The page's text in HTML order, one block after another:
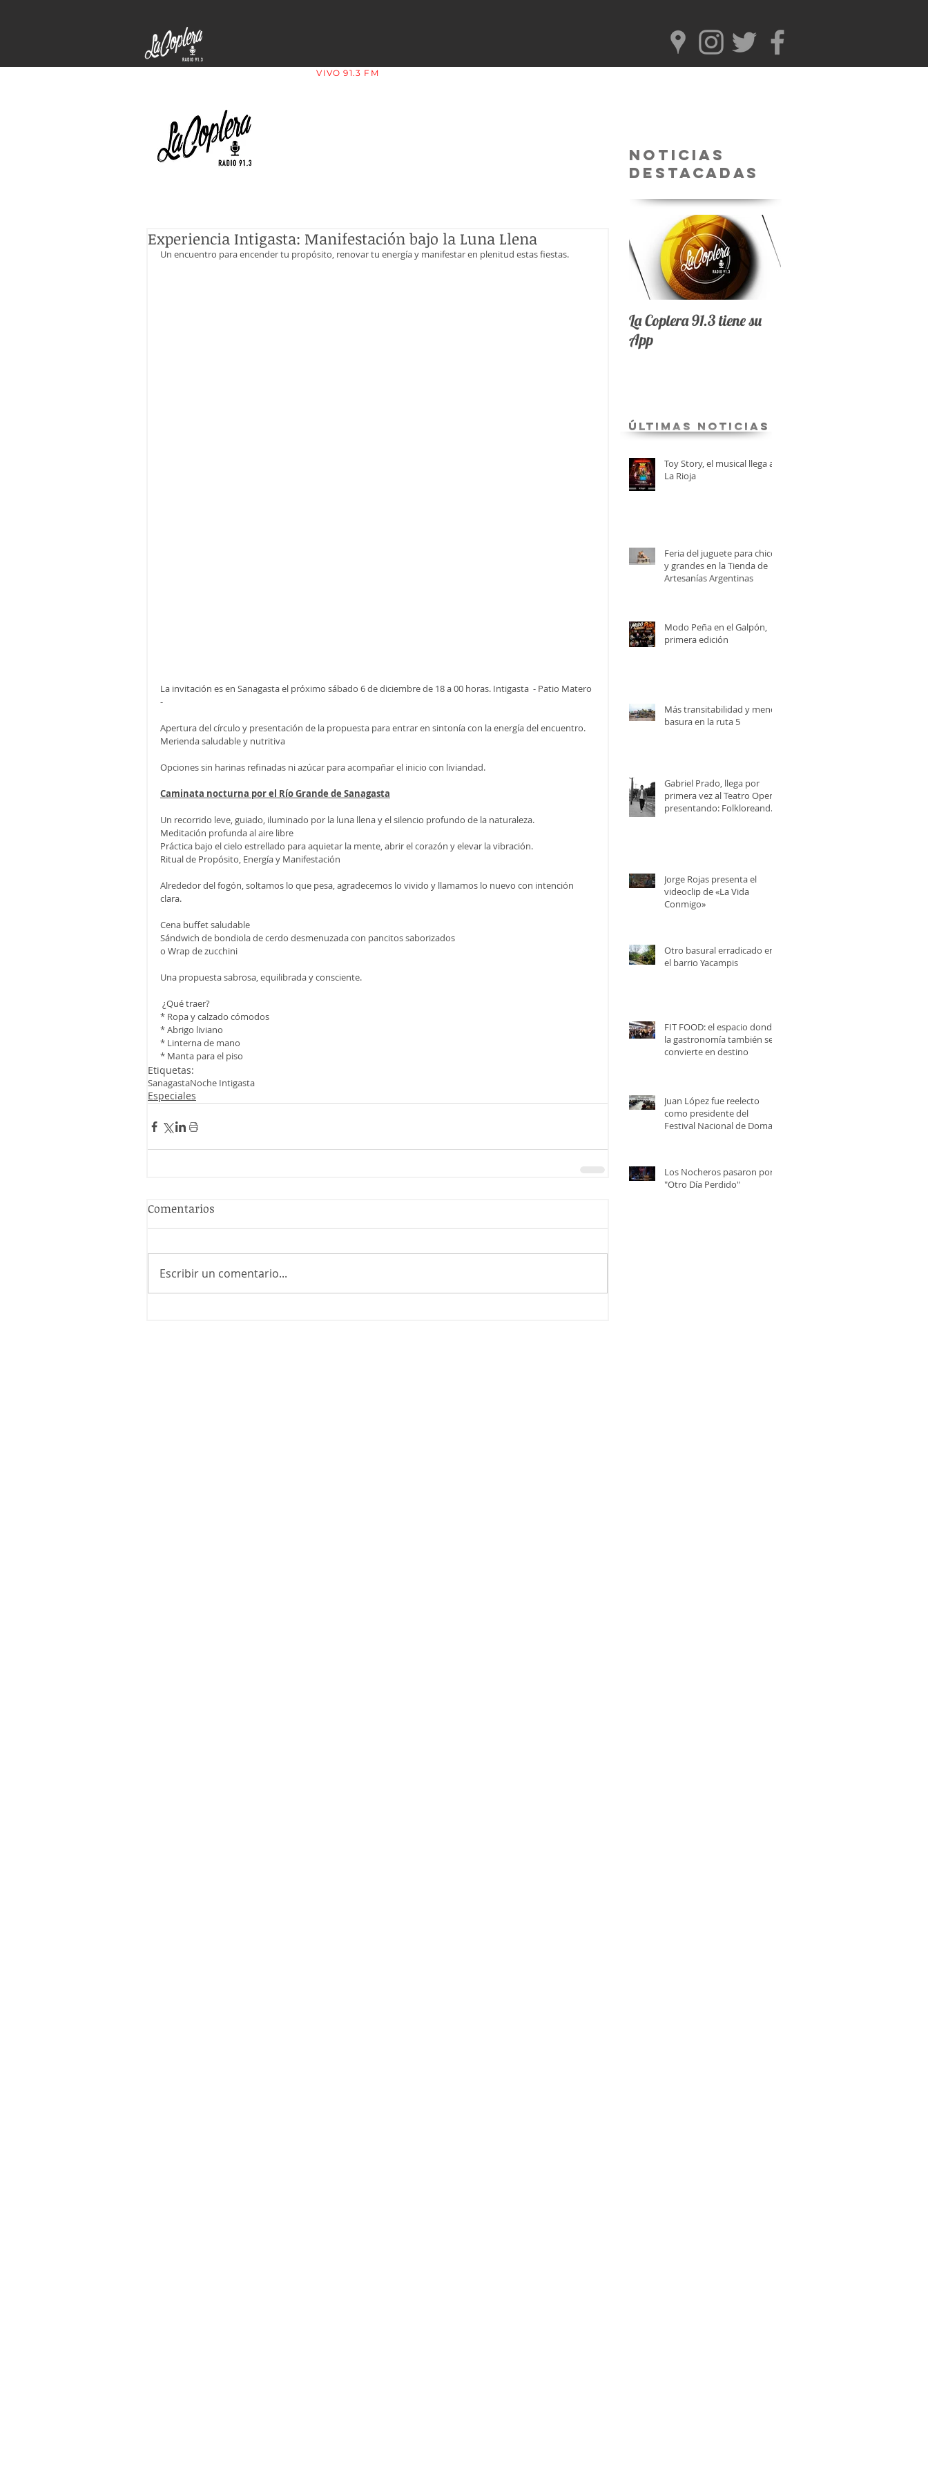
VIVO 91.3 FM
Experiencia Intigasta: Manifestación bajo la Luna Llena
Un encuentro para encender tu propósito, renovar tu energía y manifestar en plenitud estas fiestas.
La invitación es en Sanagasta el próximo sábado 6 de diciembre de 18 a 00 horas. Intigasta  - Patio Matero
-
Apertura del círculo y presentación de la propuesta para entrar en sintonía con la energía del encuentro.
Merienda saludable y nutritiva
Opciones sin harinas refinadas ni azúcar para acompañar el inicio con liviandad.
Caminata nocturna por el Río Grande de Sanagasta
Un recorrido leve, guiado, iluminado por la luna llena y el silencio profundo de la naturaleza.
Meditación profunda al aire libre
Práctica bajo el cielo estrellado para aquietar la mente, abrir el corazón y elevar la vibración.
Ritual de Propósito, Energía y Manifestación
Alrededor del fogón, soltamos lo que pesa, agradecemos lo vivido y llamamos lo nuevo con intención
clara.
Cena buffet saludable
Sándwich de bondiola de cerdo desmenuzada con pancitos saborizados
o Wrap de zucchini
Una propuesta sabrosa, equilibrada y consciente.
¿Qué traer?
* Ropa y calzado cómodos
* Abrigo liviano
* Linterna de mano
* Manta para el piso
Etiquetas:
SanagastaNoche Intigasta
Especiales
Comentarios
Escribir un comentario...
Noticias
Destacadas
La Coplera 91.3 tiene su
App
últimas Noticias
Toy Story, el musical llega a
La Rioja
Feria del juguete para chicos
y grandes en la Tienda de
Artesanías Argentinas
Modo Peña en el Galpón,
primera edición
Más transitabilidad y menos
basura en la ruta 5
Gabriel Prado, llega por
primera vez al Teatro Opera,
presentando: Folkloreando
Jorge Rojas presenta el
videoclip de «La Vida
Conmigo»
Otro basural erradicado en
el barrio Yacampis
FIT FOOD: el espacio donde
la gastronomía también se
convierte en destino
Juan López fue reelecto
como presidente del
Festival Nacional de Doma y
Los Nocheros pasaron por
"Otro Día Perdido"